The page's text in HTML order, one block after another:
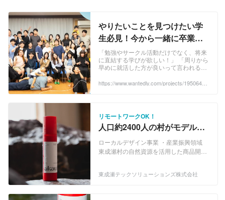
やりたいことを見つけたい学
生必見！今から一緒に卒業後
の将来を考えませんか？ - 東成
瀬テックソリューションズ株
式会社のその他の採用 -
Wantedly
「勉強やサークル活動だけでなく、将来
に直結する学びが欲しい！」 「周りから
早めに就活した方が良いって言われるけ
https://www.wantedly.com/projects/1950640?
リモートワークOK！
人口約2400人の村がモデルケ
ースに！？秋田県で自己実現
を目指しませんか？
ローカルデザイン事業 ・産業振興領域
東成瀬村の自然資源を活用した商品開
してそれらを活用した加工食品や製品の
東成瀬テックソリューションズ株式会社